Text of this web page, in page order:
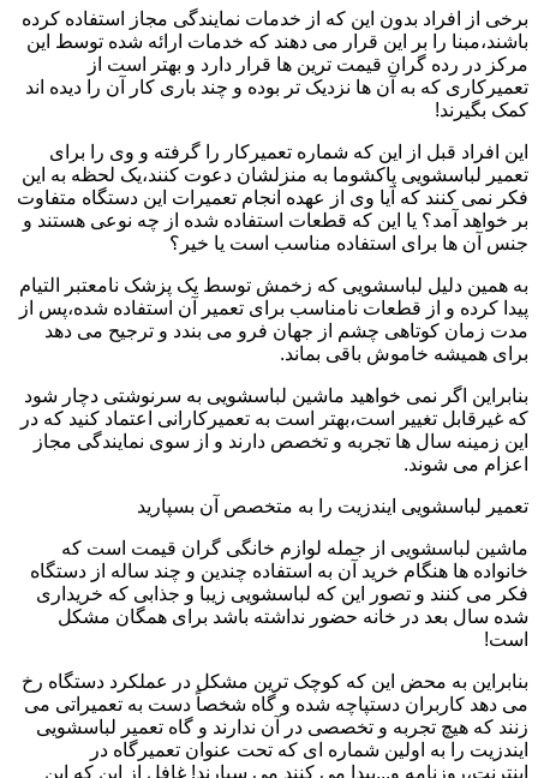
برخی از افراد بدون این که از خدمات نمایندگی مجاز استفاده کرده
باشند،مبنا را بر این قرار می دهند که خدمات ارائه شده توسط این
مرکز در رده گران قیمت ترین ها قرار دارد و بهتر است از
تعمیرکاری که به آن ها نزدیک تر بوده و چند باری کار آن را دیده اند
کمک بگیرند!
این افراد قبل از این که شماره تعمیرکار را گرفته و وی را برای
تعمیر لباسشویی پاکشوما به منزلشان دعوت کنند،یک لحظه به این
فکر نمی کنند که آیا وی از عهده انجام تعمیرات این دستگاه متفاوت
بر خواهد آمد؟ یا این که قطعات استفاده شده از چه نوعی هستند و
جنس آن ها برای استفاده مناسب است یا خیر؟
به همین دلیل لباسشویی که زخمش توسط یک پزشک نامعتبر التیام
پیدا کرده و از قطعات نامناسب برای تعمیر آن استفاده شده،پس از
مدت زمان کوتاهی چشم از جهان فرو می بندد و ترجیح می دهد
برای همیشه خاموش باقی بماند.
بنابراین اگر نمی خواهید ماشین لباسشویی به سرنوشتی دچار شود
که غیرقابل تغییر است،بهتر است به تعمیرکارانی اعتماد کنید که در
این زمینه سال ها تجربه و تخصص دارند و از سوی نمایندگی مجاز
اعزام می شوند.
تعمیر لباسشویی ایندزیت را به متخصص آن بسپارید
ماشین لباسشویی از جمله لوازم خانگی گران قیمت است که
خانواده ها هنگام خرید آن به استفاده چندین و چند ساله از دستگاه
فکر می کنند و تصور این که لباسشویی زیبا و جذابی که خریداری
شده سال بعد در خانه حضور نداشته باشد برای همگان مشکل
است!
بنابراین به محض این که کوچک ترین مشکل در عملکرد دستگاه رخ
می دهد کاربران دستپاچه شده و گاه شخصاً دست به تعمیراتی می
زنند که هیچ تجربه و تخصصی در آن ندارند و گاه تعمیر لباسشویی
ایندزیت را به اولین شماره ای که تحت عنوان تعمیرگاه در
اینترنت،روزنامه و...پیدا می کنند می سپارند! غافل از این که این